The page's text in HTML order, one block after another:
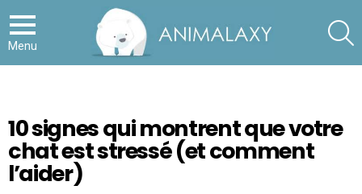
Menu
10 signes qui montrent que votre
chat est stressé (et comment
l’aider)